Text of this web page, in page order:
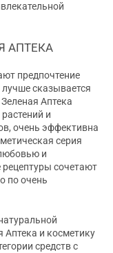
АПТЕКА
предпочтение
сказывается
Аптека
и
очень эффективна
серия
и
рецептуры сочетают
по очень
и косметику
средств с